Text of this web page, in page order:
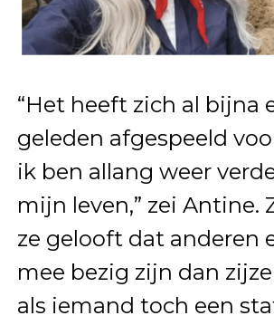
“Het heeft zich al bijna
geleden afgespeeld
ik ben allang weer
mijn leven,” zei Antine.
ze gelooft dat anderen
mee bezig zijn dan
als iemand toch een